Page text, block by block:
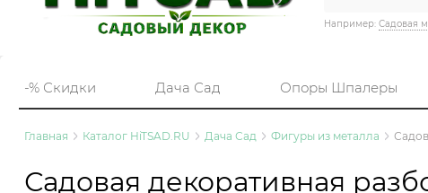
Например: Садовая
-% Скидки Дача Сад Опоры Шпалеры
Главная Каталог HiTSAD.RU Дача Сад Фигуры из металла
Садовая декоративная